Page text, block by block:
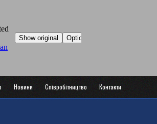
Новини Співробітництво Контакти